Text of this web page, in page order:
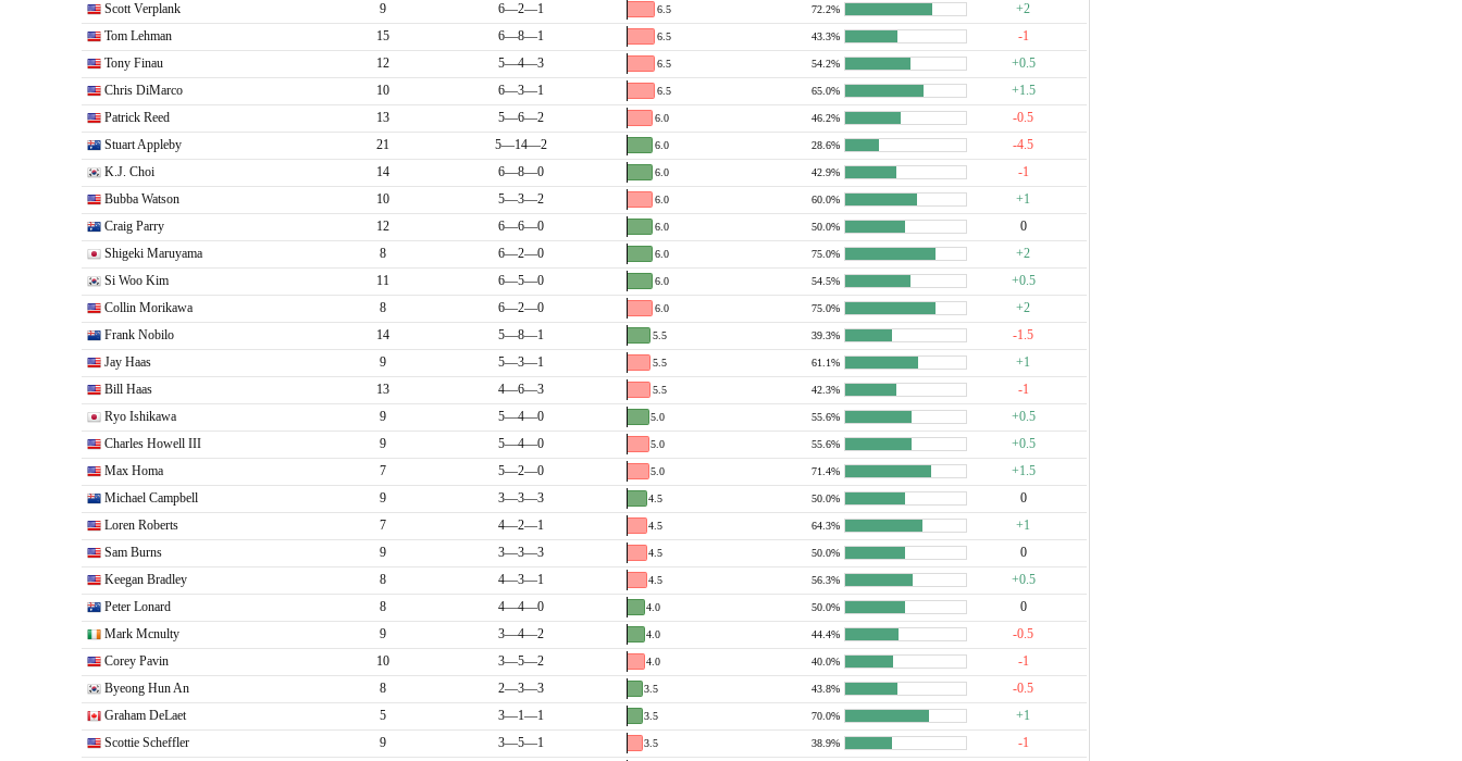
Scott Verplank
9 6—2—1 6.5 72.2%
+2
Tom Lehman
15 6—8—1 6.5 43.3%
-1
Tony Finau
12 5—4—3 6.5 54.2%
+0.5
Chris DiMarco
10 6—3—1 6.5 65.0%
+1.5
Patrick Reed
13 5—6—2 6.0 46.2%
-0.5
Stuart Appleby
21 5—14—2 6.0 28.6%
-4.5
K.J. Choi
14 6—8—0 6.0 42.9%
-1
Bubba Watson
10 5—3—2 6.0 60.0%
+1
Craig Parry
12 6—6—0 6.0 50.0%
0
Shigeki Maruyama
8 6—2—0 6.0 75.0%
+2
Si Woo Kim
11 6—5—0 6.0 54.5%
+0.5
Collin Morikawa
8 6—2—0 6.0 75.0%
+2
Frank Nobilo
14 5—8—1 5.5 39.3%
-1.5
Jay Haas
9 5—3—1 5.5 61.1%
+1
Bill Haas
13 4—6—3 5.5 42.3%
-1
Ryo Ishikawa
9 5—4—0 5.0 55.6%
+0.5
Charles Howell III
9 5—4—0 5.0 55.6%
+0.5
Max Homa
7 5—2—0 5.0 71.4%
+1.5
Michael Campbell
9 3—3—3 4.5 50.0%
0
Loren Roberts
7 4—2—1 4.5 64.3%
+1
Sam Burns
9 3—3—3 4.5 50.0%
0
Keegan Bradley
8 4—3—1 4.5 56.3%
+0.5
Peter Lonard
8 4—4—0 4.0 50.0%
0
Mark Mcnulty
9 3—4—2 4.0 44.4%
-0.5
Corey Pavin
10 3—5—2 4.0 40.0%
-1
Byeong Hun An
8 2—3—3 3.5 43.8%
-0.5
Graham DeLaet
5 3—1—1 3.5 70.0%
+1
Scottie Scheffler
9 3—5—1 3.5 38.9%
-1